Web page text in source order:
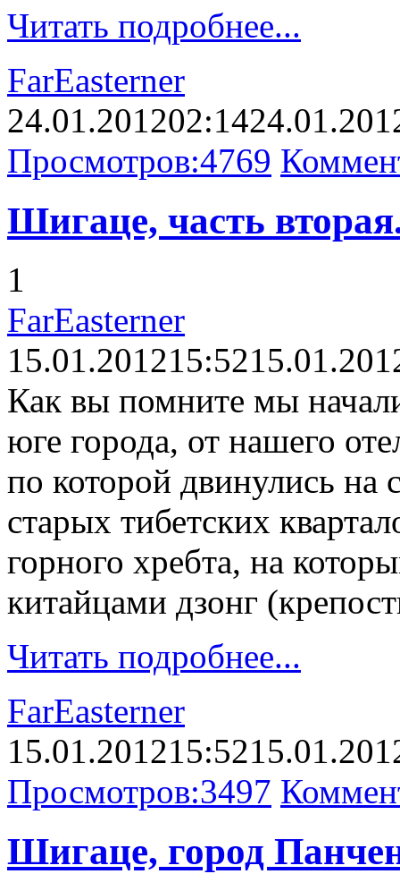
Читать подробнее...
FarEasterner
24.01.201202:14
Просмотров:4769
Шигаце, часть
1
FarEasterner
15.01.201215:52
Как вы помните мы
юге города, от нашего
по которой двинулись на
старых тибетских
горного хребта, на
китайцами дзонг
Читать подробнее...
FarEasterner
15.01.201215:52
Просмотров:3497
Шигаце, город